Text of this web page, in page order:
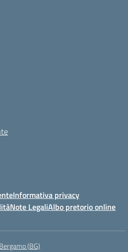
Informativa privacy
Note LegaliAlbo pretorio online
(BG)